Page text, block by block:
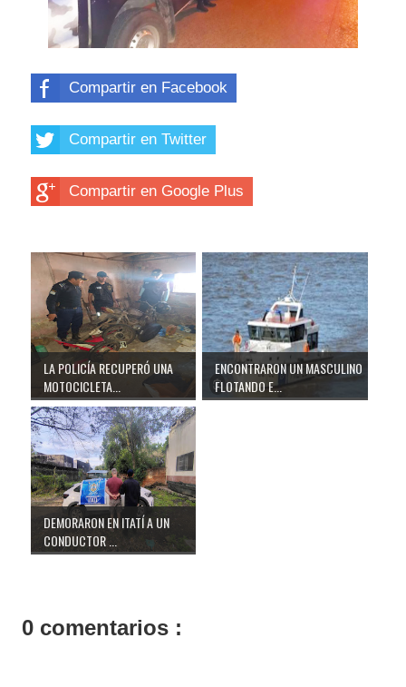
Compartir en Facebook
Compartir en Twitter
Compartir en Google Plus
LA POLICÍA RECUPERÓ UNA
MOTOCICLETA...
ENCONTRARON UN MASCULINO
FLOTANDO E...
DEMORARON EN ITATÍ A UN
CONDUCTOR ...
0 comentarios :